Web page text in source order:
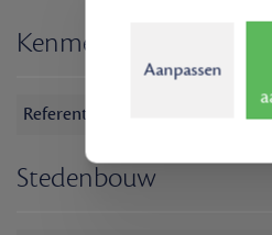
Kenmerken
Referentie
Stedenbouw
Aanpassen